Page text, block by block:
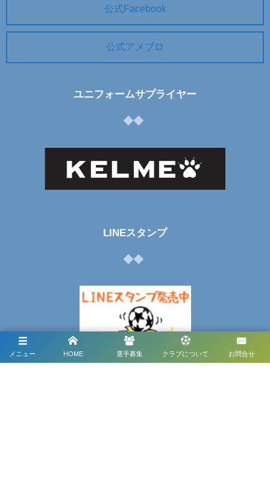
メニュー HOME 選手募集 クラブについて お問合せ
公式Facebook
公式アメブロ
ユニフォームサプライヤー
LINEスタンプ